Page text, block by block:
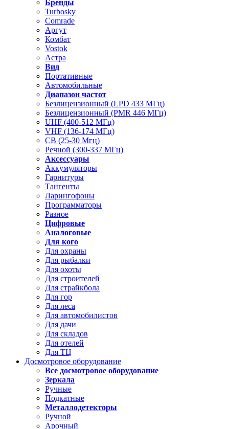
Бренды
Turbosky
Comrade
Аргут
Комбат
Vostok
Астра
Вид
Портативные
Автомобильные
Диапазон частот
Безлицензионный (LPD 433 МГц)
Безлицензионный (PMR 446 МГц)
UHF (400-512 МГц)
VHF (136-174 МГц)
CB (25-30 Мгц)
Речной (300-337 МГц)
Аксессуары
Аккумуляторы
Гарнитуры
Тангенты
Ларингофоны
Программаторы
Разное
Цифровые
Аналоговые
Для кого
Для охраны
Для рыбалки
Для охоты
Для строителей
Для страйкбола
Для гор
Для леса
Для автомобилистов
Для дачи
Для складов
Для отелей
Для ТЦ
Досмотровое оборудование
Все досмотровое оборудование
Зеркала
Ручные
Подкатные
Металлодетекторы
Ручной
Арочный